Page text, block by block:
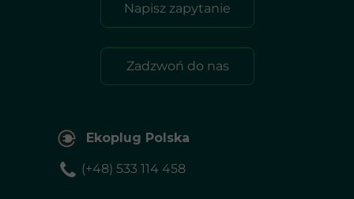
Napisz zapytanie
Zadzwoń do nas
(+48) 533 114 458
Ekoplug Polska